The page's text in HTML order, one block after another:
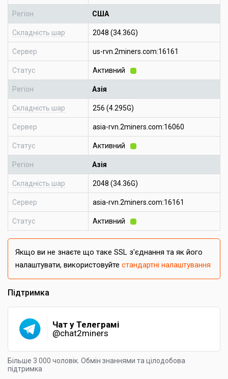
Регіон США
Складність шар 2048 (34.36G)
Сервер us-rvn.2miners.com:16161
Статус Активний
Регіон Азія
Складність шар 256 (4.295G)
Сервер asia-rvn.2miners.com:16060
Статус Активний
Регіон Азія
Складність шар 2048 (34.36G)
Сервер asia-rvn.2miners.com:16161
Статус Активний
Якщо ви не знаєте що таке SSL з'єднання та як його
налаштувати, використовуйте стандартні налаштування
Підтримка
Чат у Телеграмі
@chat2miners
Більше 3 000 чоловік. Обмін знаннями та цілодобова
підтримка